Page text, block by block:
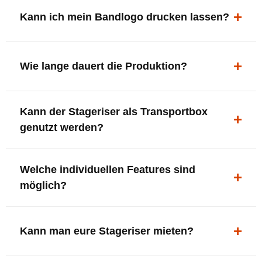
ergonomisch, sicher und gut sichtbar.
Kann ich mein Bandlogo drucken lassen?
deine Bühne, deine Marke.
Wie lange dauert die Produktion?
innerhalb Deutschlands kostenfrei.
Kann der Stageriser als Transportbox
genutzt werden?
oder Zubehör nutzen.
Welche individuellen Features sind
möglich?
XLR-Brücke / Schnittstelle
Setlist-Clip
Kann man eure Stageriser mieten?